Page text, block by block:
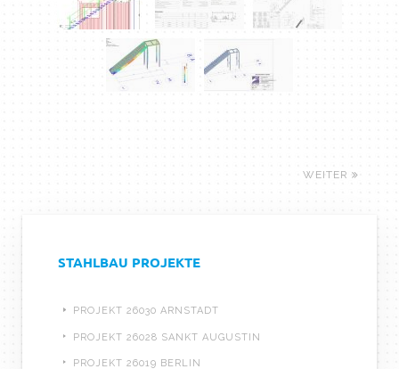
WEITER
STAHLBAU PROJEKTE
PROJEKT 26030 ARNSTADT
PROJEKT 26028 SANKT AUGUSTIN
PROJEKT 26019 BERLIN